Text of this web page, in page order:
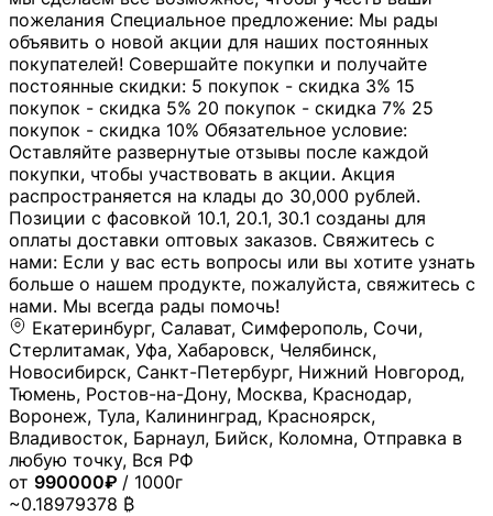
пожелания Специальное предложение: Мы рады
объявить о новой акции для наших постоянных
покупателей! Совершайте покупки и получайте
постоянные скидки: 5 покупок - скидка 3% 15
покупок - скидка 5% 20 покупок - скидка 7% 25
покупок - скидка 10% Обязательное условие:
Оставляйте развернутые отзывы после каждой
покупки, чтобы участвовать в акции. Акция
распространяется на клады до 30,000 рублей.
Позиции с фасовкой 10.1, 20.1, 30.1 созданы для
оплаты доставки оптовых заказов. Свяжитесь с
нами: Если у вас есть вопросы или вы хотите узнать
больше о нашем продукте, пожалуйста, свяжитесь с
нами. Мы всегда рады помочь!
Екатеринбург, Салават, Симферополь, Сочи,
Стерлитамак, Уфа, Хабаровск, Челябинск,
Новосибирск, Санкт-Петербург, Нижний Новгород,
Тюмень, Ростов-на-Дону, Москва, Краснодар,
Воронеж, Тула, Калининград, Красноярск,
Владивосток, Барнаул, Бийск, Коломна, Отправка в
любую точку, Вся РФ
от 990000₽ / 1000г
~0.18979378 ₿